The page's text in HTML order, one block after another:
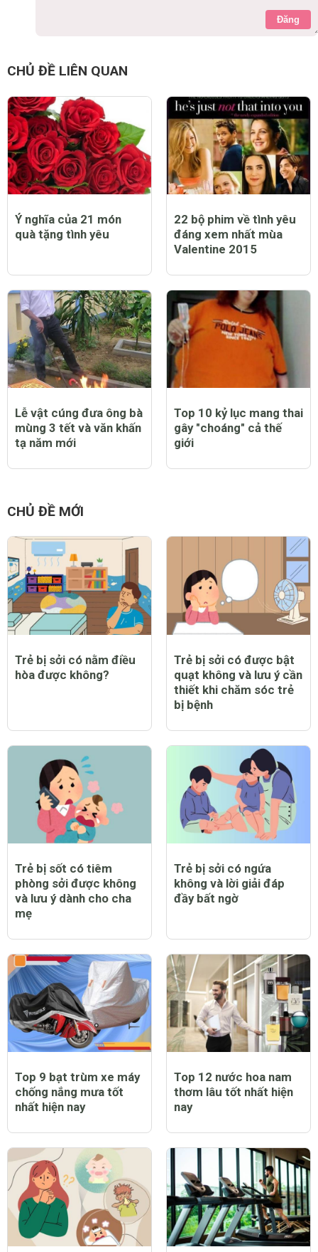
Đăng
CHỦ ĐỀ LIÊN QUAN
Ý nghĩa của 21 món
quà tặng tình yêu
22 bộ phim về tình yêu
đáng xem nhất mùa
Valentine 2015
Lễ vật cúng đưa ông bà
mùng 3 tết và văn khấn
tạ năm mới
Top 10 kỷ lục mang thai
gây "choáng" cả thế
giới
CHỦ ĐỀ MỚI
Trẻ bị sởi có nằm điều
hòa được không?
Trẻ bị sởi có được bật
quạt không và lưu ý cần
thiết khi chăm sóc trẻ
bị bệnh
Trẻ bị sốt có tiêm
phòng sởi được không
và lưu ý dành cho cha
mẹ
Trẻ bị sởi có ngứa
không và lời giải đáp
đầy bất ngờ
Top 9 bạt trùm xe máy
chống nắng mưa tốt
nhất hiện nay
Top 12 nước hoa nam
thơm lâu tốt nhất hiện
nay